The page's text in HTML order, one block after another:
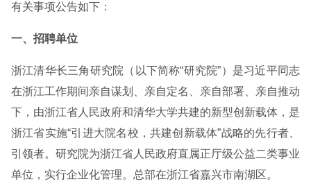
有关事项公告如下：
一、招聘单位
浙江清华长三角研究院（以下简称“研究院”）是习近平同志
在浙江工作期间亲自谋划、亲自定名、亲自部署、亲自推动
下，由浙江省人民政府和清华大学共建的新型创新载体，是
浙江省实施“引进大院名校，共建创新载体”战略的先行者、
引领者。研究院为浙江省人民政府直属正厅级公益二类事业
单位，实行企业化管理。总部在浙江省嘉兴市南湖区。